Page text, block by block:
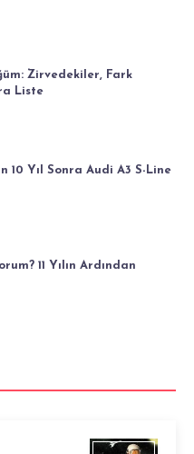
Zirvedekiler, Fark
Liste
10 Yıl Sonra Audi A3 S-Line
11 Yılın Ardından